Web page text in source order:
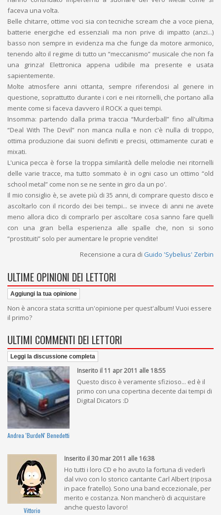
faceva una volta.
Belle chitarre, ottime voci sia con tecniche scream che a voce piena,
batterie energiche ed essenziali ma non prive di impatto (anzi...)
basso non sempre in evidenza ma che funge da motore armonico,
tenendo alto il regime di tutto un “meccanismo” musicale che non fa
una grinza! Elettronica appena udibile ma presente e usata
sapientemente.
Molte atmosfere anni ottanta, sempre riferendosi al genere in
questione, soprattutto durante i cori e nei ritornelli, che portano alla
mente come si faceva davvero il ROCK a quei tempi.
Insomma: partendo dalla prima traccia “Murderball” fino all'ultima
“Deal With The Devil” non manca nulla e non c'è nulla di troppo,
ottima produzione dai suoni definiti e precisi, ottimamente curati e
mixati.
L'unica pecca è forse la troppa similarità delle melodie nei ritornelli
delle varie tracce, ma tutto sommato è in ogni caso un ottimo “old
school metal” come non se ne sente in giro da un po'.
Il mio consiglio è, se avete più di 35 anni, di comprare questo disco e
ascoltarlo con il ricordo dei bei tempi... se invece di anni ne avete
meno allora dico di comprarlo per ascoltare cosa sanno fare quelli
con una gran bella esperienza alle spalle che, non si sono
“prostituiti” solo per aumentare le proprie vendite!
Recensione a cura di Guido 'Sybelius' Zerbin
ULTIME OPINIONI DEI LETTORI
Aggiungi la tua opinione
Non è ancora stata scritta un'opinione per quest'album! Vuoi essere
il primo?
ULTIMI COMMENTI DEI LETTORI
Leggi la discussione completa
Andrea 'BurdeN' Benedetti
Inserito il 11 apr 2011 alle 18:55
Questo disco è veramente sfizioso... ed è il
primo con una copertina decente dai tempi di
Digital Dicators :D
Vittorio
Inserito il 30 mar 2011 alle 16:38
Ho tutti i loro CD e ho avuto la fortuna di vederli
dal vivo con lo storico cantante Carl Albert (riposa
in pace fratello). Sono una band eccezionale, per
merito e costanza. Non mancherò di acquistare
anche questo lavoro!